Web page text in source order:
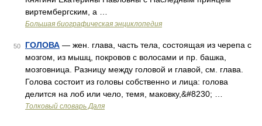
виртембергским, а …
Большая биографическая энциклопедия
50 ГОЛОВА — жен. глава, часть тела, состоящая из черепа с
мозгом, из мышц, покровов с волосами и пр. башка,
мозговница. Разницу между головой и главой, см. глава.
Голова состоит из головы собственно и лица: голова
делится на лоб или чело, темя, маковку,&#8230; …
Толковый словарь Даля